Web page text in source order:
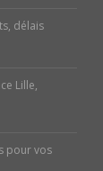
délais
Lille,
pour vos